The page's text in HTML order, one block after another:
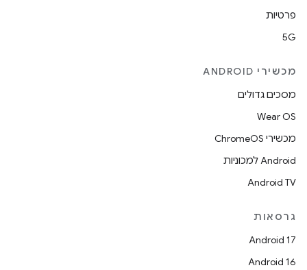
פרטיות
5G
מכשירי ANDROID
מסכים גדולים
Wear OS
מכשירי ChromeOS
Android למכוניות
Android TV
גרסאות
Android 17
Android 16